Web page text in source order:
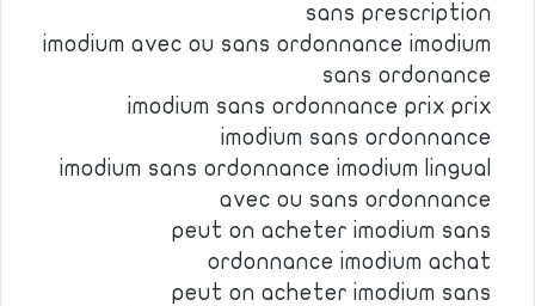
sans prescription
imodium avec ou sans ordonnance imodium
sans ordonance
imodium sans ordonnance prix prix
imodium sans ordonnance
imodium sans ordonnance imodium lingual
avec ou sans ordonnance
peut on acheter imodium sans
ordonnance imodium achat
peut on acheter imodium sans